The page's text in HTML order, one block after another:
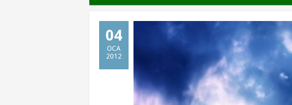
04
OCA
2012